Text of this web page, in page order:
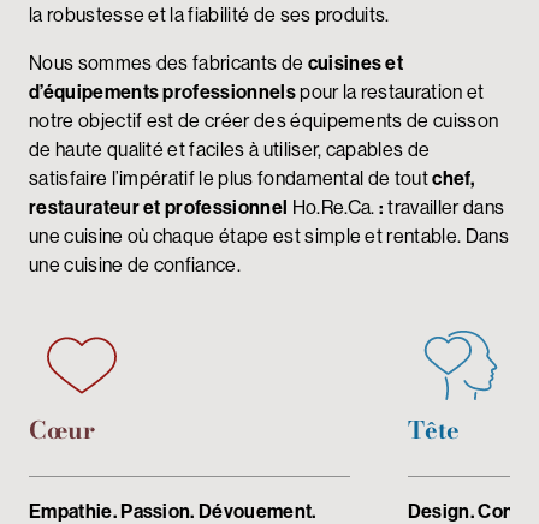
la robustesse et la fiabilité de ses produits.
Nous sommes des fabricants de cuisines et
d’équipements professionnelspour la restauration et
notre objectif est de créer des équipements de cuisson
de haute qualité et faciles à utiliser, capables de
satisfaire l’impératif le plus fondamental de toutchef,
restaurateur et professionnel Ho.Re.Ca. : travailler dans
une cuisine où chaque étape est simple et rentable. Dans
une cuisine de confiance.
Cœur
Empathie. Passion. Dévouement.
Tête
Design.